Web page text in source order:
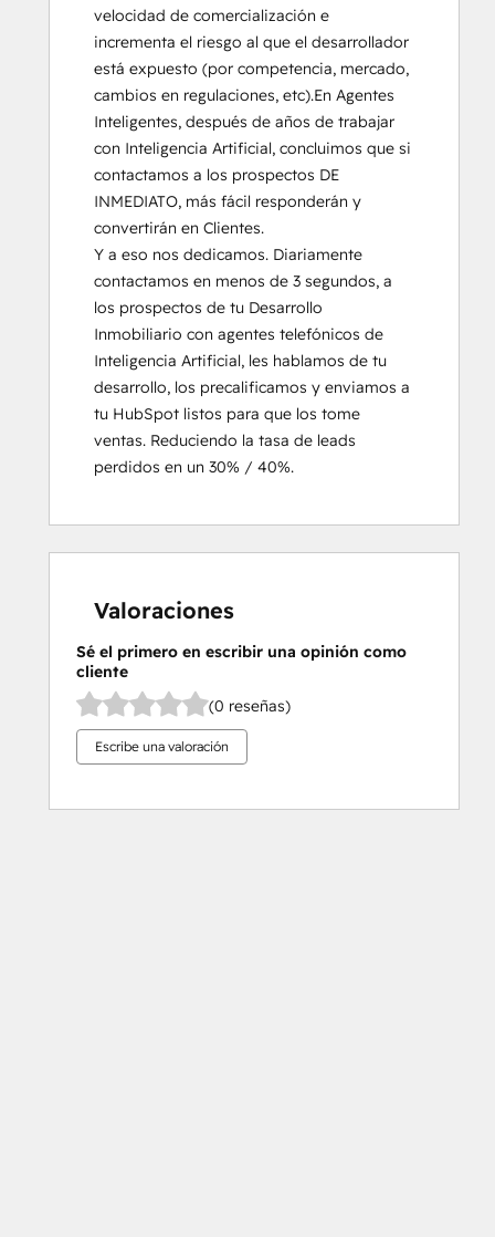
velocidad de comercialización e
incrementa el riesgo al que el desarrollador
está expuesto (por competencia, mercado,
cambios en regulaciones, etc).En Agentes
Inteligentes, después de años de trabajar
con Inteligencia Artificial, concluimos que si
contactamos a los prospectos DE
INMEDIATO, más fácil responderán y
convertirán en Clientes.
Y a eso nos dedicamos. Diariamente
contactamos en menos de 3 segundos, a
los prospectos de tu Desarrollo
Inmobiliario con agentes telefónicos de
Inteligencia Artificial, les hablamos de tu
desarrollo, los precalificamos y enviamos a
tu HubSpot listos para que los tome
ventas. Reduciendo la tasa de leads
perdidos en un 30% / 40%.
Valoraciones
Sé el primero en escribir una opinión como
cliente
(0 reseñas)
Escribe una valoración